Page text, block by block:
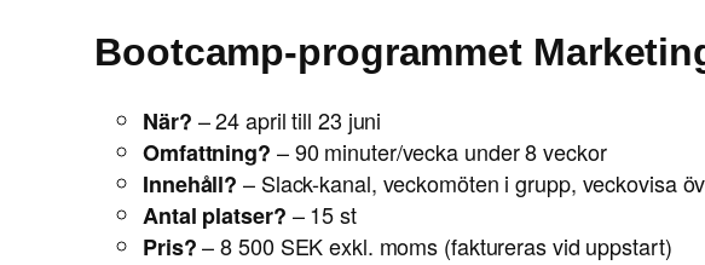
Bootcamp-programmet
När? – 24 april till 23 juni
Omfattning? – 90 minuter/vecka under 8 veckor
Innehåll? – Slack-kanal, veckomöten i grupp, veckovisa
Antal platser? – 15 st
Pris?– 8 500 SEK exkl. moms (faktureras vid uppstart)